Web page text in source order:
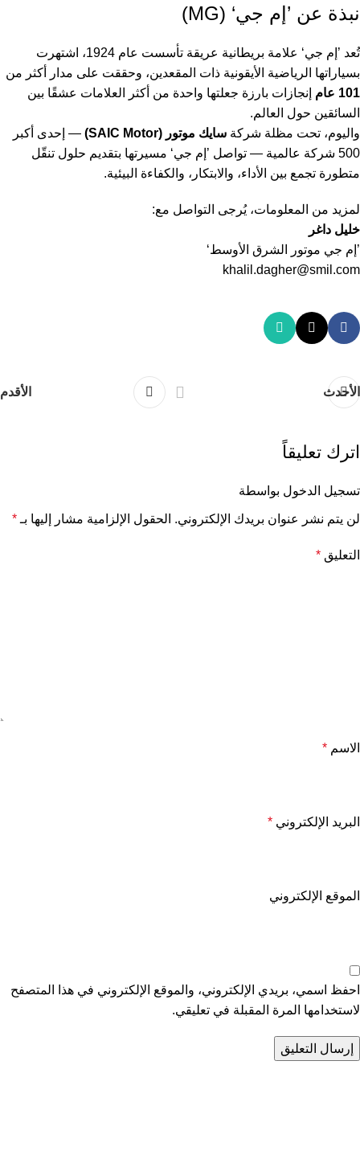
نبذة عن ’إم جي‘ (MG)
تُعد ’إم جي‘ علامة بريطانية عريقة تأسست عام 1924، اشتهرت
بسياراتها الرياضية الأيقونية ذات المقعدين، وحققت على مدار أكثر من
101 عام
إنجازات بارزة جعلتها واحدة من أكثر العلامات عشقًا بين
السائقين حول العالم.
واليوم، تحت مظلة شركة سايك موتور (SAIC Motor)
— إحدى أكبر
500 شركة عالمية — تواصل ’إم جي‘ مسيرتها بتقديم حلول تنقّل
متطورة تجمع بين الأداء، والابتكار، والكفاءة البيئية.
لمزيد من المعلومات، يُرجى التواصل مع:
خليل داغر
’إم جي موتور الشرق الأوسط‘
khalil.dagher@smil.com
الأحدث الأقدم
اترك تعليقاً
تسجيل الدخول بواسطة
لن يتم نشر عنوان بريدك الإلكتروني. الحقول الإلزامية مشار إليها بـ *
التعليق *
الاسم *
البريد الإلكتروني *
الموقع الإلكتروني
احفظ اسمي، بريدي الإلكتروني، والموقع الإلكتروني في هذا المتصفح
لاستخدامها المرة المقبلة في تعليقي.